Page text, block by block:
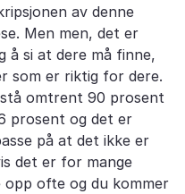
av denne
Men men, det er
å si at dere må finne,
som er riktig for dere.
omtrent 90 prosent
prosent og det er
på at det ikke er
det er for mange
opp ofte og du kommer